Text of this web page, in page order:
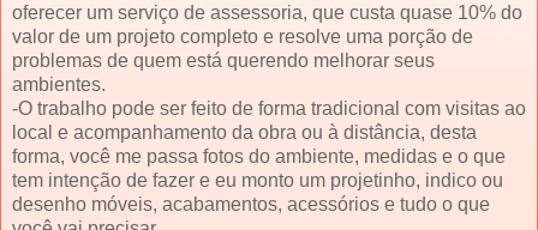
oferecer um serviço de assessoria, que custa quase 10% do
valor de um projeto completo e resolve uma porção de
problemas de quem está querendo melhorar seus
ambientes.
-O trabalho pode ser feito de forma tradicional com visitas ao
local e acompanhamento da obra ou à distância, desta
forma, você me passa fotos do ambiente, medidas e o que
tem intenção de fazer e eu monto um projetinho, indico ou
desenho móveis, acabamentos, acessórios e tudo o que